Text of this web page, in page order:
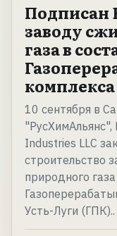
Подписан
заводу
газа в
10 сентября в
"РусХимАльянс",
Industries LLC
строительство
природного
Усть-Луги